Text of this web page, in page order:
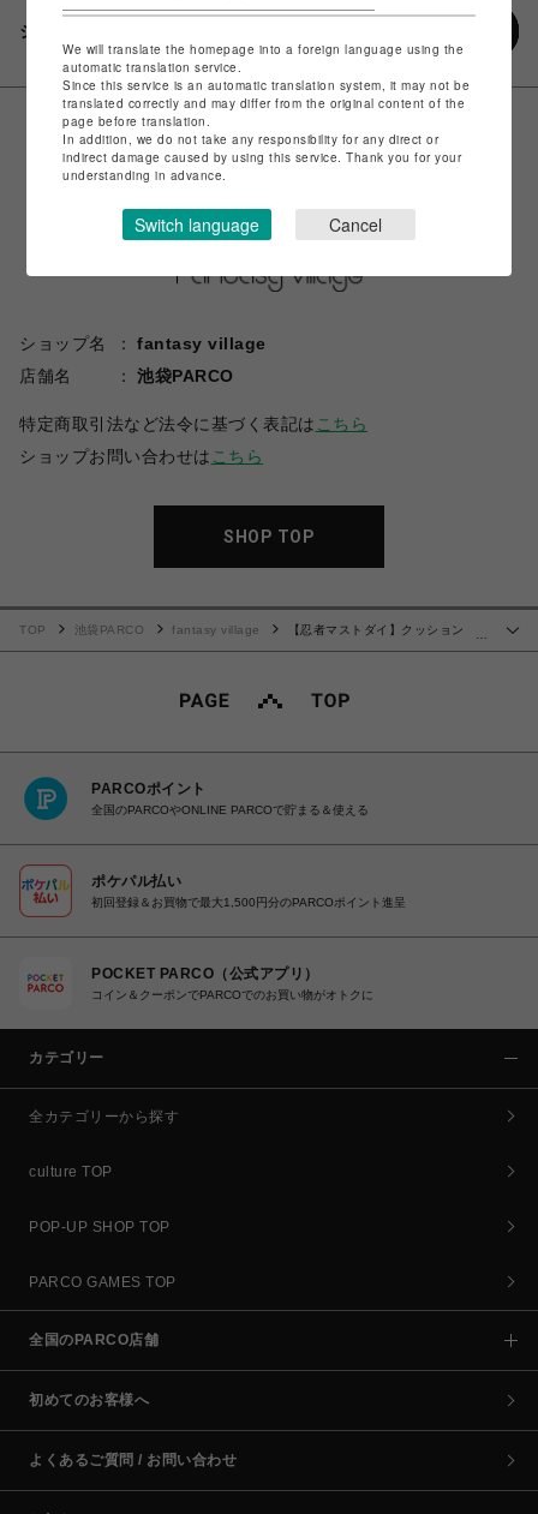
シェアする
ショップ名
fantasy village
店舗名
池袋PARCO
特定商取引法など法令に基づく表記は こちら
ショップお問い合わせは こちら
SHOP TOP
TOP 池袋PARCO fantasy village
【忍者マストダイ】クッション ク
PARCOポイント
全国のPARCOやONLINE PARCOで貯まる＆使える
ポケパル払い
初回登録＆お買物で最大1,500円分のPARCOポイント進呈
POCKET PARCO（公式アプリ）
コイン＆クーポンでPARCOでのお買い物がオトクに
カテゴリー
全カテゴリーから探す
culture TOP
POP-UP SHOP TOP
PARCO GAMES TOP
全国のPARCO店舗
初めてのお客様へ
よくあるご質問 / お問い合わせ
We will translate the homepage into a foreign language using the
automatic translation service.
Since this service is an automatic translation system, it may not be
translated correctly and may differ from the original content of the
page before translation.
In addition, we do not take any responsibility for any direct or
indirect damage caused by using this service. Thank you for your
understanding in advance.
Switch language Cancel